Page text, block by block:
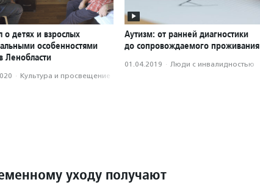
о детях и взрослых
особенностями
Ленобласти
· Культура и просвещение
Аутизм: от ранней диагностики
до сопровождаемого проживания
01.04.2019 · Люди с инвалидностью
уходу получают